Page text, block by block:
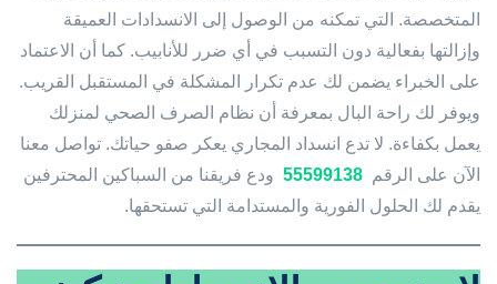
المتخصصة. التي تمكنه من الوصول إلى الانسدادات العميقة
وإزالتها بفعالية دون التسبب في أي ضرر للأنابيب. كما أن الاعتماد
على الخبراء يضمن لك عدم تكرار المشكلة في المستقبل القريب.
ويوفر لك راحة البال بمعرفة أن نظام الصرف الصحي لمنزلك
يعمل بكفاءة. لا تدع انسداد المجاري يعكر صفو حياتك. تواصل معنا
الآن على الرقم 55599138 ودع فريقنا من السباكين المحترفين
يقدم لك الحلول الفورية والمستدامة التي تستحقها.